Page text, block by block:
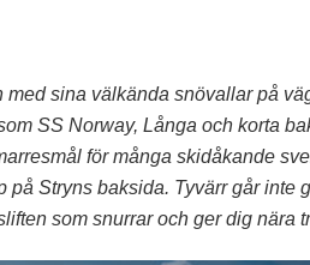
med sina välkända snövallar på
SS Norway, Långa och korta
för många skidåkande
på Stryns baksida. Tyvärr går inte
som snurrar och ger dig nära